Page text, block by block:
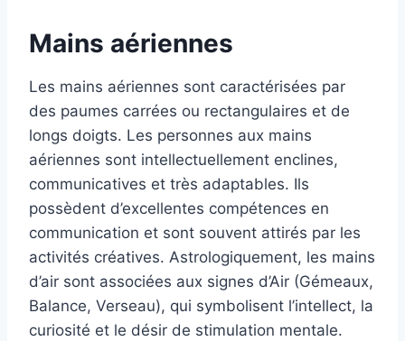
Mains aériennes
Les mains aériennes sont caractérisées par
des paumes carrées ou rectangulaires et de
longs doigts. Les personnes aux mains
aériennes sont intellectuellement enclines,
communicatives et très adaptables. Ils
possèdent d’excellentes compétences en
communication et sont souvent attirés par les
activités créatives. Astrologiquement, les mains
d’air sont associées aux signes d’Air (Gémeaux,
Balance, Verseau), qui symbolisent l’intellect, la
curiosité et le désir de stimulation mentale.